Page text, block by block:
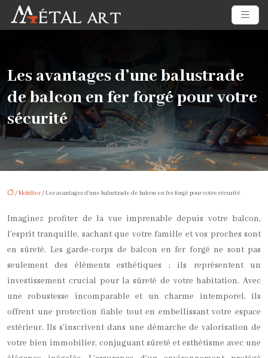
Les avantages d’une balustrade
de balcon en fer forgé pour votre
sécurité
/Mobilier/ Les avantages d’une balustrade de balcon en fer forgé pour votre sécurité
Imaginez profiter de la vue imprenable depuis votre balcon,
l’esprit tranquille, sachant que votre famille et vos proches sont
en sûreté. Les garde-corps de balcon en fer forgé ne sont pas
seulement des éléments esthétiques ; ils représentent un
investissement crucial pour la sûreté de votre habitation. Avec
une robustesse incomparable et un charme intemporel, ils
offrent une protection fiable tout en embellissant votre espace
extérieur. Ils s’inscrivent dans une démarche de valorisation de
votre bien immobilier, conjuguant sûreté et esthétisme avec une